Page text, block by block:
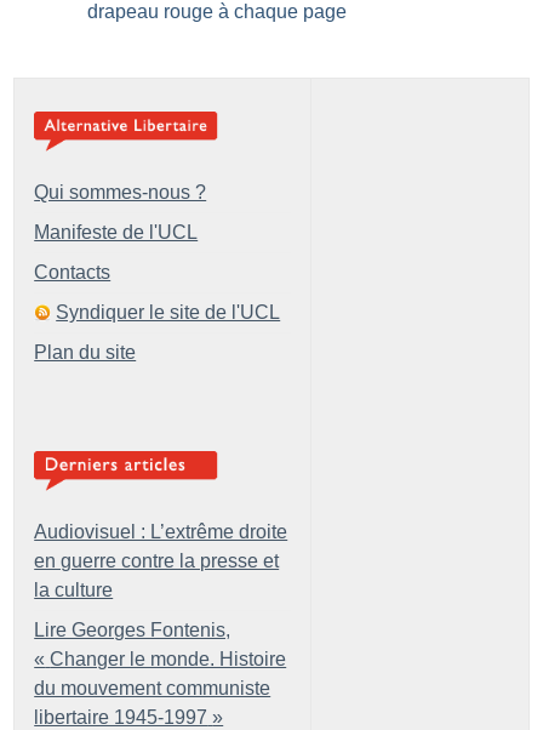
drapeau rouge à chaque page
Qui sommes-nous ?
Manifeste de l'UCL
Contacts
Syndiquer le site de l'UCL
Plan du site
Audiovisuel : L’extrême droite
en guerre contre la presse et
la culture
Lire Georges Fontenis,
« Changer le monde. Histoire
du mouvement communiste
libertaire 1945-1997 »